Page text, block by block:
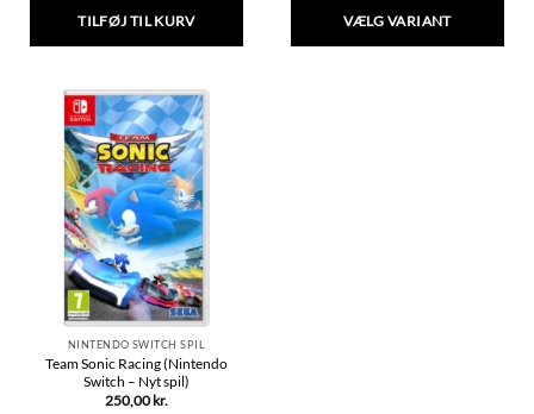
TILFØJ TIL KURV
VÆLG VARIANT
NINTENDO SWITCH SPIL
Team Sonic Racing (Nintendo
Switch – Nyt spil)
250,00 kr.